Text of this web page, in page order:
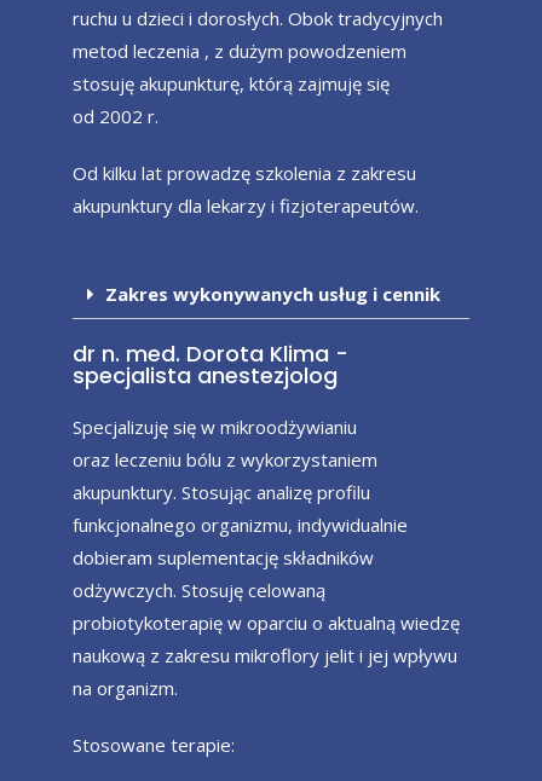
ruchu u dzieci i dorosłych. Obok tradycyjnych
metod leczenia , z dużym powodzeniem
stosuję akupunkturę, którą zajmuję się
od 2002 r.
Od kilku lat prowadzę szkolenia z zakresu
akupunktury dla lekarzy i fizjoterapeutów.
Zakres wykonywanych usług i cennik
dr n. med. Dorota Klima -
specjalista anestezjolog
Specjalizuję się w mikroodżywianiu
oraz leczeniu bólu z wykorzystaniem
akupunktury. Stosując analizę profilu
funkcjonalnego organizmu, indywidualnie
dobieram suplementację składników
odżywczych. Stosuję celowaną
probiotykoterapię w oparciu o aktualną wiedzę
naukową z zakresu mikroflory jelit i jej wpływu
na organizm.
Stosowane terapie: